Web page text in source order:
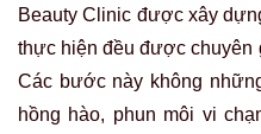
Beauty Clinic được xây
thực hiện đều được chuyên
Các bước này không
hồng hào, phun môi vi